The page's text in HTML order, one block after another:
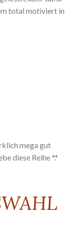
total motiviert in
mega gut
diese Reihe *.*